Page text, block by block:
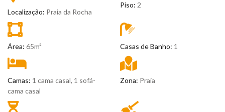
Localização: Praia da Rocha
Piso: 2
Área: 65m² Casas de Banho: 1
Camas: 1 cama casal, 1 sofá-
cama casal
Zona: Praia